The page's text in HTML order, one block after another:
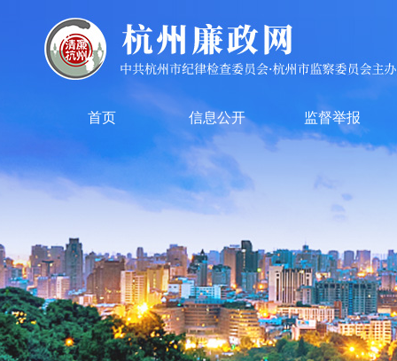
首页 信息公开 监督举报